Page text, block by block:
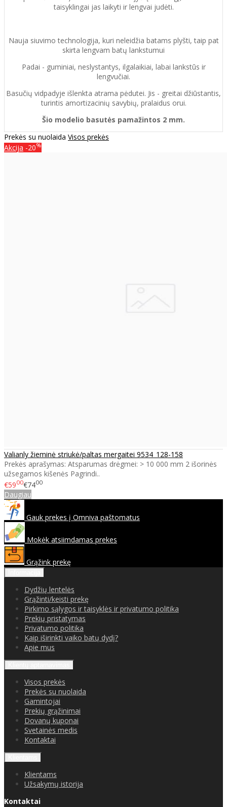
taisyklingai jas laikyti ir lengvai judėti.
Nauja siuvimo technologija, kuri neleidžia batams plyšti, taip pat
skirta lengvam batų lankstumui
Padai - guminiai, neslystantys, ilgalaikiai, labai lankstūs ir
lengvučiai.
Basučių vidpadyje išlenkta atrama pėdutei. Jis - greitai džiūstantis,
turintis amortizacinių savybių, pralaidus orui.
Šio modelio basutės pamažintos 2 mm.
Prekės su nuolaida Visos prekės
Akcija -20%
Valianly žieminė striukė/paltas mergaitei 9534_128-158
Prekės aprašymas: Atsparumas drėgmei: > 10 000 mm 2 išorinės
užsegamos kišenės Pagrindi..
€5900€7400
Daugiau
Gauk prekes į Omniva paštomatus
Mokėk atsiimdamas prekes
Grąžink prekę
Dydžių lentelės
Grąžinti/keisti prekę
Pirkimo sąlygos ir taisyklės ir privatumo politika
Prekių pristatymas
Privatumo politika
Kaip iširinkti vaiko batų dydį?
Apie mus
Visos prekės
Prekės su nuolaida
Gamintojai
Prekių grąžinimai
Dovanų kuponai
Svetainės medis
Kontaktai
Klientams
Užsakymų istorija
Kontaktai